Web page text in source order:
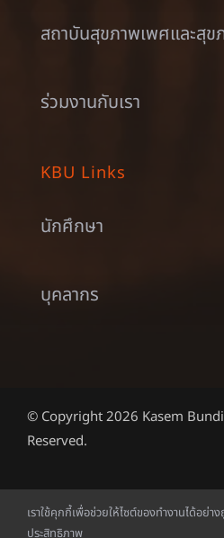
สถาบันสุขภาพเพศและสุข
ร่วมงานกับเรา
KBU Links
นักศึกษา
บุคลากร
© Copyright 2026 Kasem
Reserved.
เราใช้คุกกี้เพื่อช่วยให้ไซต์ของทำงานได้อย่า
ประสิทธิภาพ